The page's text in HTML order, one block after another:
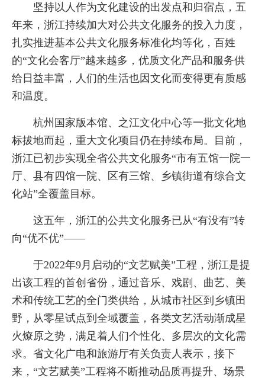
坚持以人作为文化建设的出发点和归宿点，五
年来，浙江持续加大对公共文化服务的投入力度，
扎实推进基本公共文化服务标准化均等化，百姓
的“文化会客厅”越来越多，优质文化产品和服务供
给日益丰富，人们的生活也因文化而变得更有质感
和温度。
杭州国家版本馆、之江文化中心等一批文化地
标拔地而起，重大文化项目仍在持续布局。目前，
浙江已初步实现全省公共文化服务“市有五馆一院一
厅、县有四馆一院、区有三馆、乡镇街道有综合文
化站”全覆盖目标。
这五年，浙江的公共文化服务已从“有没有”转
向“优不优”——
于2022年9月启动的“文艺赋美”工程，浙江是提
出该工程的首创省份，通过音乐、戏剧、曲艺、美
术和传统工艺的全门类供给，从城市社区到乡镇田
野，从零星试点到全域覆盖，各类文艺活动渐成星
火燎原之势，满足着人们个性化、多层次的文化需
求。省文化广电和旅游厅有关负责人表示，接下
来，“文艺赋美”工程将不断推动品质再提升、场景